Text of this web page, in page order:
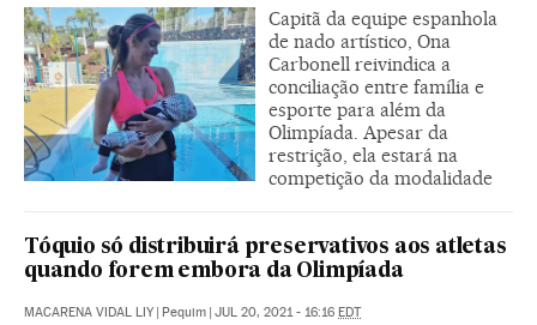
Capitã da equipe espanhola
de nado artístico, Ona
Carbonell reivindica a
conciliação entre família e
esporte para além da
Olimpíada. Apesar da
restrição, ela estará na
competição da modalidade
Tóquio só distribuirá preservativos aos atletas
quando forem embora da Olimpíada
MACARENA VIDAL LIY | Pequim | JUL 20, 2021 - 16:16 EDT